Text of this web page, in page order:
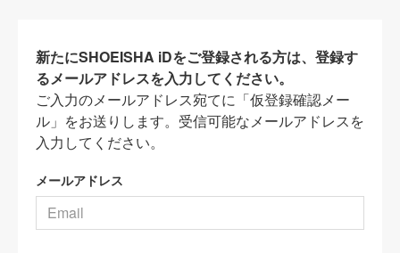
新たにSHOEISHA iDをご登録される方は、登録す
るメールアドレスを入力してください。
ご入力のメールアドレス宛てに「仮登録確認メー
ル」をお送りします。受信可能なメールアドレスを
入力してください。
メールアドレス